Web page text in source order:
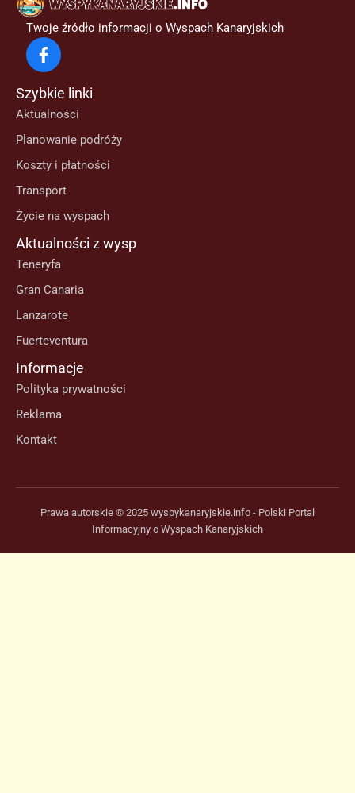
Twoje źródło informacji o Wyspach Kanaryjskich
Szybkie linki
Aktualności
Planowanie podróży
Koszty i płatności
Transport
Życie na wyspach
Aktualności z wysp
Teneryfa
Gran Canaria
Lanzarote
Fuerteventura
Informacje
Polityka prywatności
Reklama
Kontakt
Prawa autorskie © 2025 wyspykanaryjskie.info - Polski Portal
Informacyjny o Wyspach Kanaryjskich